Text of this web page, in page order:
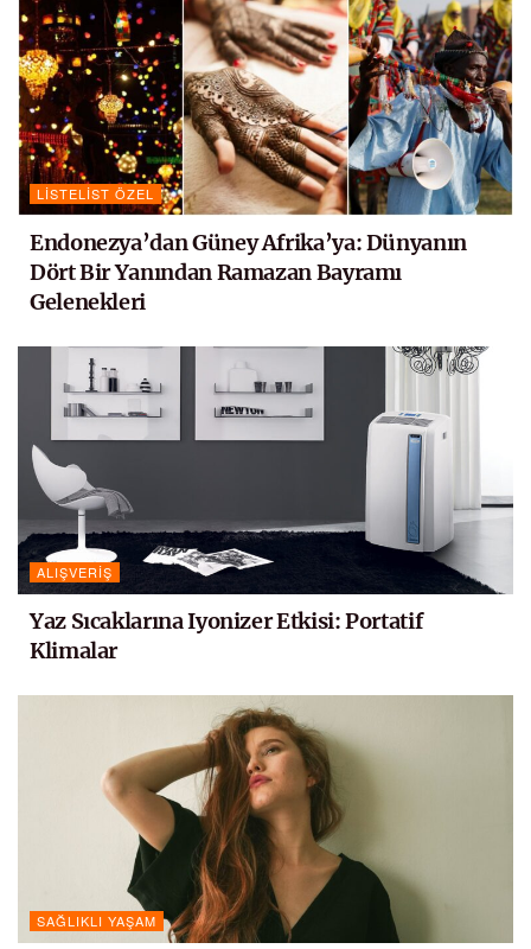
LISTELIST ÖZEL
Endonezya’dan Güney Afrika’ya: Dünyanın
Dört Bir Yanından Ramazan Bayramı
Gelenekleri
ALIŞVERIŞ
Yaz Sıcaklarına Iyonizer Etkisi: Portatif
Klimalar
SAĞLIKLI YAŞAM